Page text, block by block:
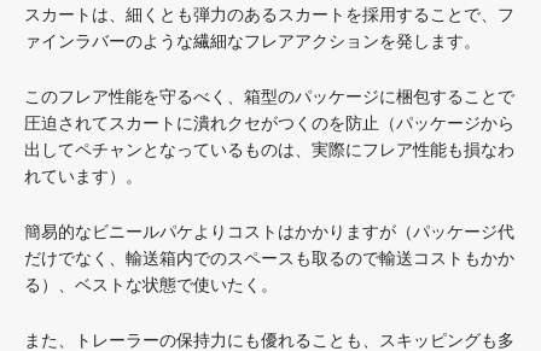
スカートは、細くとも弾力のあるスカートを採用することで、フ
ァインラバーのような繊細なフレアアクションを発します。
このフレア性能を守るべく、箱型のパッケージに梱包することで
圧迫されてスカートに潰れクセがつくのを防止（パッケージから
出してペチャンとなっているものは、実際にフレア性能も損なわ
れています）。
簡易的なビニールパケよりコストはかかりますが（パッケージ代
だけでなく、輸送箱内でのスペースも取るので輸送コストもかか
る）、ベストな状態で使いたく。
また、トレーラーの保持力にも優れることも、スキッピングも多